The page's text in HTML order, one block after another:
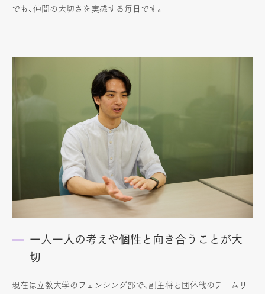
でも、仲間の大切さを実感する毎日です。
一人一人の考えや個性と向き合うことが大
切
現在は立教大学のフェンシング部で、副主将と団体戦のチームリ